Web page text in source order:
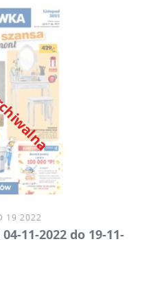
19 2022
11-2022 do 19-11-